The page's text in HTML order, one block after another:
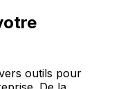
outils pour